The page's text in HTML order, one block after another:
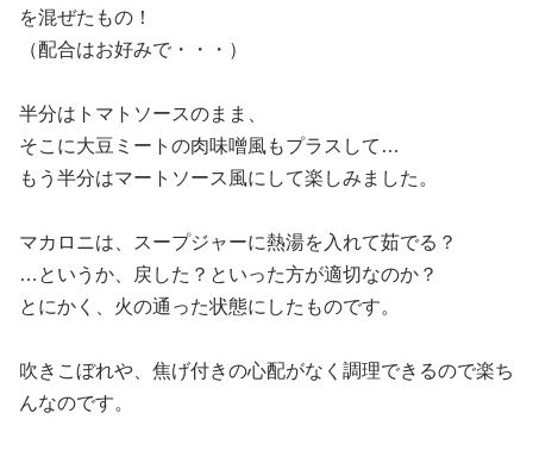
を混ぜたもの！
（配合はお好みで・・・）
半分はトマトソースのまま、
そこに大豆ミートの肉味噌風もプラスして…
もう半分はマートソース風にして楽しみました。
マカロニは、スープジャーに熱湯を入れて茹でる？
…というか、戻した？といった方が適切なのか？
とにかく、火の通った状態にしたものです。
吹きこぼれや、焦げ付きの心配がなく調理できるので楽ち
んなのです。